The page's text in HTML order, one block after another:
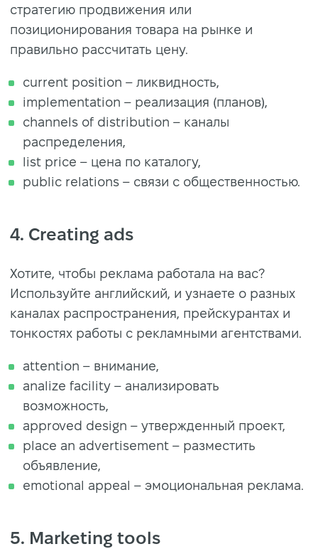
стратегию продвижения или
позиционирования товара на рынке и
правильно рассчитать цену.
current position – ликвидность,
implementation – реализация (планов),
channels of distribution – каналы
распределения,
list price – цена по каталогу,
public relations – связи с общественностью.
4. Creating ads
Хотите, чтобы реклама работала на вас?
Используйте английский, и узнаете о разных
каналах распространения, прейскурантах и
тонкостях работы с рекламными агентствами.
attention – внимание,
analize facility – анализировать
возможность,
approved design – утвержденный проект,
place an advertisement – разместить
объявление,
emotional appeal – эмоциональная реклама.
5. Marketing tools